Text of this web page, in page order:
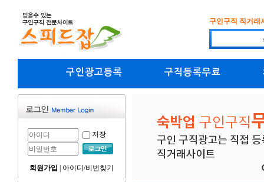
구인구직 직거래
구인광고등록 구직등록무료
저장
회원가입 아이디/비번찾기